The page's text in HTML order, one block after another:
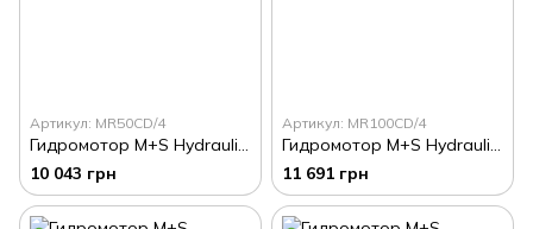
Артикул: MR50CD/4
Гидромотор M+S Hydraulic MR50CD/4 Болгария
10 043 грн
Артикул: MR100CD/4
Гидромотор M+S Hydraulic MR100CD/4 Болгария
11 691 грн